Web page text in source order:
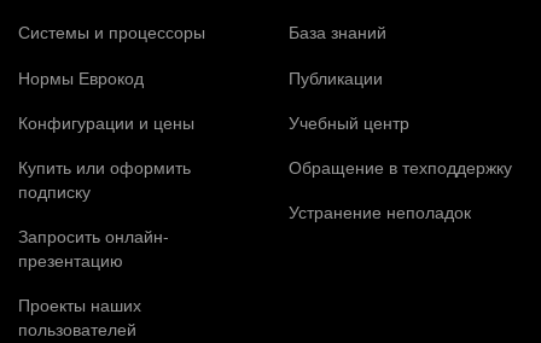
Системы и процессоры
Нормы Еврокод
Конфигурации и цены
Купить или оформить
подписку
Запросить онлайн-
презентацию
Проекты наших
пользователей
База знаний
Публикации
Учебный центр
Обращение в техподдержку
Устранение неполадок